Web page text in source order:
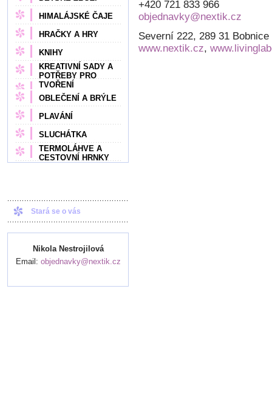
HIMALÁJSKÉ ČAJE
HRAČKY A HRY
KNIHY
KREATIVNÍ SADY A
POTŘEBY PRO
TVOŘENÍ
OBLEČENÍ A BRÝLE
PLAVÁNÍ
SLUCHÁTKA
TERMOLÁHVE A
CESTOVNÍ HRNKY
Stará se o vás
Nikola Nestrojilová
Email: objednavky@nextik.cz
+420 721 833 966
objednavky@nextik.cz
Severní 222, 289 31 Bobnice
www.nextik.cz,